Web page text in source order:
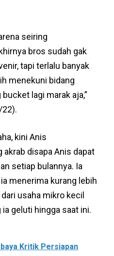
seiring
bros sudah gak
tapi terlalu banyak
menekuni bidang
lagi marak aja,”
22).
kini Anis
akrab disapa Anis dapat
setiap bulannya. Ia
menerima kurang lebih
usaha mikro kecil
geluti hingga saat ini.
Kritik Persiapan